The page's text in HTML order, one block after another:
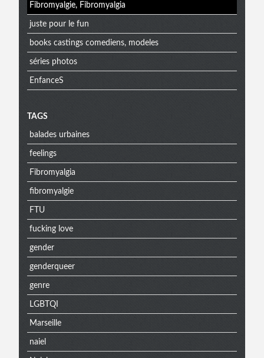
Fibromyalgie, Fibromyalgia
juste pour le fun
books castings comediens, modeles
séries photos
EnfanceS
Menu
extra
TAGS
balades urbaines
feelings
Fibromyalgia
fibromyalgie
FTU
fucking love
gender
genderqueer
genre
LGBTQI
Marseille
naiel